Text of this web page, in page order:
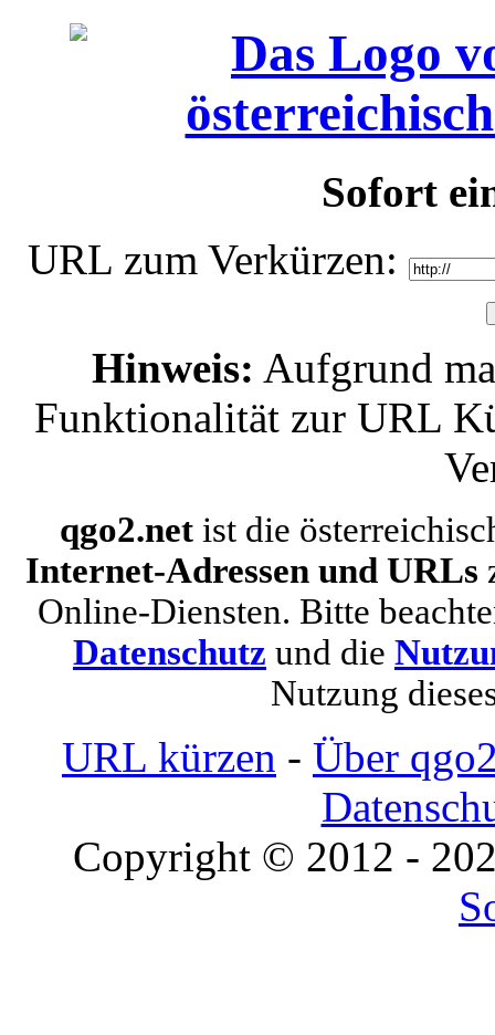
Sofort
URL zum Verkürzen:
Hinweis: Aufgrund
Funktionalität zur URL
qgo2.net ist die
Internet-Adressen und URLs
Online-Diensten. Bitte
Datenschutz und die
Nutzung
URL kürzen - Über
Copyright © 2012 -